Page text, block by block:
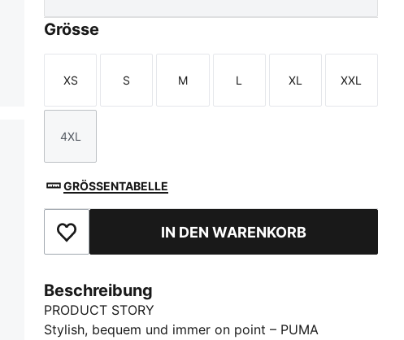
Grösse
Größe
XS
Größe
S
Größe
M
Größe
L
Größe
XL
Größe
XXL
Größe
4XL
GRÖSSENTABELLE
Zu Favoriten hinzufügenIN DEN WARENKORB
Beschreibung
PRODUCT STORY
Stylish, bequem und immer on point – PUMA